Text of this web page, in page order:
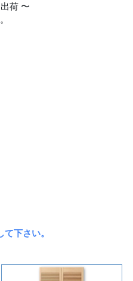
荷 〜
下さい。